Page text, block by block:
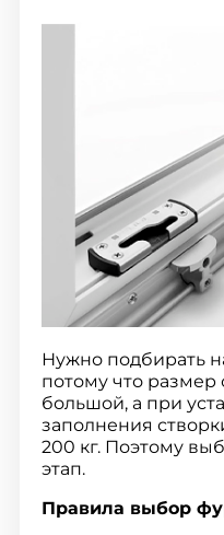
Нужно подбирать
потому что размер
большой, а при
заполнения
200 кг. Поэтому
этап.
Правила выбор